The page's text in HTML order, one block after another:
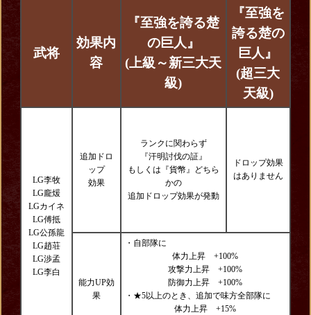
武将
効果内
容
『至強を誇る楚
の巨人』
(上級～新三大天
級)
『至強を
誇る楚の
巨人』
(超三大
天級)
LG李牧
LG龐煖
LGカイネ
LG傅抵
LG公孫龍
LG趙荘
LG渉孟
LG李白
追加ドロ
ップ
効果
ランクに関わらず
『汗明討伐の証』
もしくは『貨幣』どちら
かの
追加ドロップ効果が発動
ドロップ効果
はありません
能力UP効
果
・自部隊に
体力上昇 +100%
攻撃力上昇 +100%
防御力上昇 +100%
・★5以上のとき、追加で味方全部隊に
体力上昇 +15%